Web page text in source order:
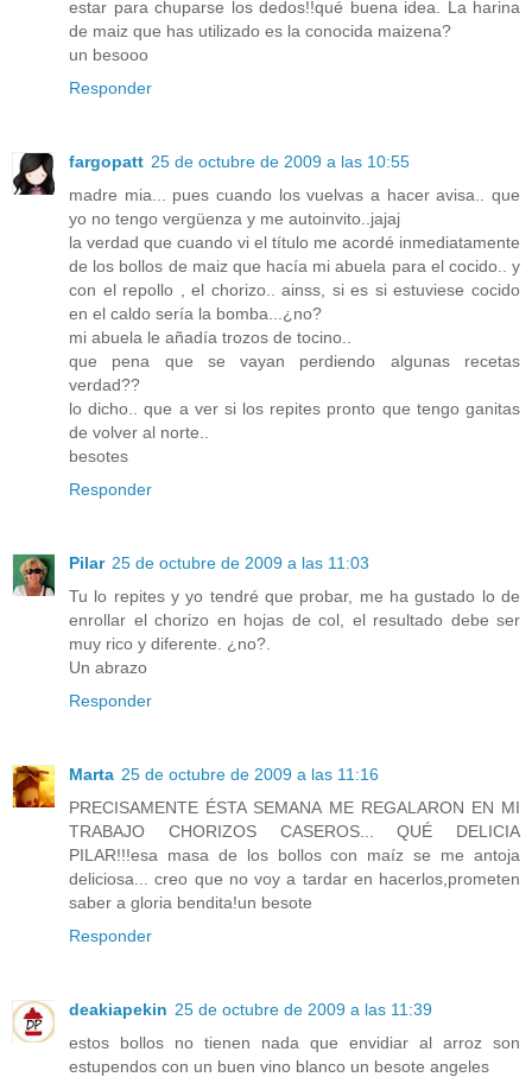
estar para chuparse los dedos!!qué buena idea. La harina
de maiz que has utilizado es la conocida maizena?
un besooo
Responder
fargopatt 25 de octubre de 2009 a las 10:55
madre mia... pues cuando los vuelvas a hacer avisa.. que
yo no tengo vergüenza y me autoinvito..jajaj
la verdad que cuando vi el título me acordé inmediatamente
de los bollos de maiz que hacía mi abuela para el cocido.. y
con el repollo , el chorizo.. ainss, si es si estuviese cocido
en el caldo sería la bomba...¿no?
mi abuela le añadía trozos de tocino..
que pena que se vayan perdiendo algunas recetas
verdad??
lo dicho.. que a ver si los repites pronto que tengo ganitas
de volver al norte..
besotes
Responder
Pilar 25 de octubre de 2009 a las 11:03
Tu lo repites y yo tendré que probar, me ha gustado lo de
enrollar el chorizo en hojas de col, el resultado debe ser
muy rico y diferente. ¿no?.
Un abrazo
Responder
Marta 25 de octubre de 2009 a las 11:16
PRECISAMENTE ÉSTA SEMANA ME REGALARON EN MI
TRABAJO CHORIZOS CASEROS... QUÉ DELICIA
PILAR!!!esa masa de los bollos con maíz se me antoja
deliciosa... creo que no voy a tardar en hacerlos,prometen
saber a gloria bendita!un besote
Responder
deakiapekin 25 de octubre de 2009 a las 11:39
estos bollos no tienen nada que envidiar al arroz son
estupendos con un buen vino blanco un besote angeles